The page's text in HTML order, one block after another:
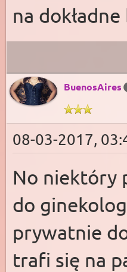
na
BuenosAires
08-03-2017,
No niektóry
do
prywatnie
trafi się na